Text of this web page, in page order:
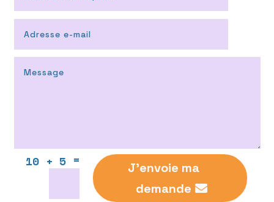
10 + 5 =
J'envoie ma
demande